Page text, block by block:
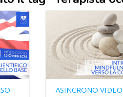
ASINCRONO